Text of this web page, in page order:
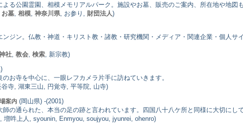
る公園霊園、相模メモリアルパーク。施設やお墓、販売のご案内、所在地や地図
お墓 相模 神奈川県 , お参り, 財団法人)
ジン。仏教・神道・キリスト教・諸教・研究機関・メディア・関連企業・個人
社 教会 検索 , 新宗教)
お寺を中心に、一眼レフカメラ片手に訪ねていきます。
谷寺, 湖東三山, 円覚寺, 平等院, 山寺)
案内 (岡山県) -(2001)
の通られた、本当の足の跡と言われています。四国八十八ケ所と同様に大切にし
増吽上人, syounin, Enmyou, soujyou, jyunrei, ohenro)